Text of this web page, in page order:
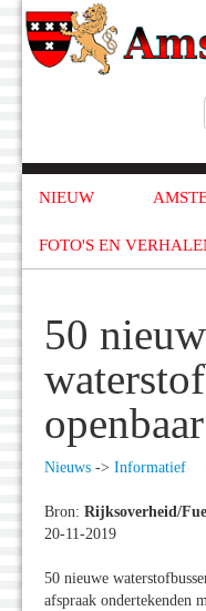
NIEUW
FOTO'S EN
50
Nieuws -> Informatief
Bron: Rijksoverheid/
20-11-2019
50 nieuwe
afspraak ondertekenden